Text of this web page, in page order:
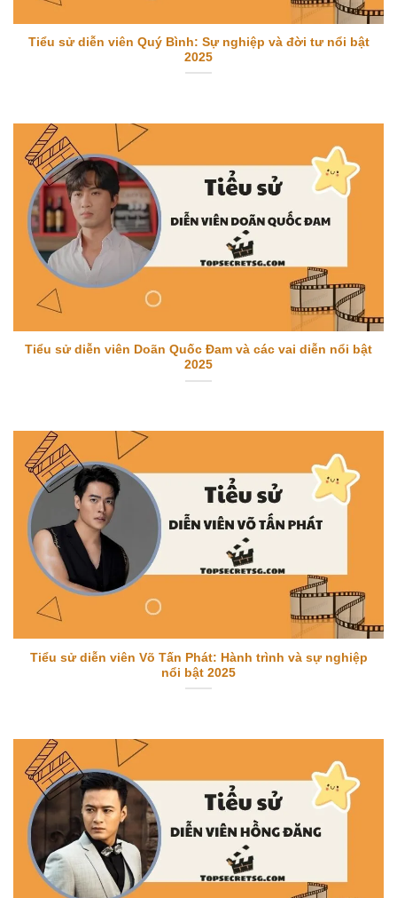
Tiểu sử diễn viên Quý Bình: Sự nghiệp và đời tư nổi bật
2025
Tiểu sử diễn viên Doãn Quốc Đam và các vai diễn nổi bật
2025
Tiểu sử diễn viên Võ Tấn Phát: Hành trình và sự nghiệp
nổi bật 2025